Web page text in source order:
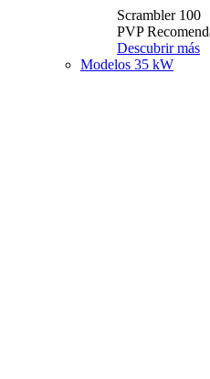
Scrambler 100
PVP
Descubrir más
Modelos 35 kW